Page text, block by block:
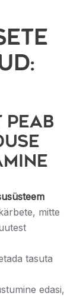
mitte
tasuta
edasi,